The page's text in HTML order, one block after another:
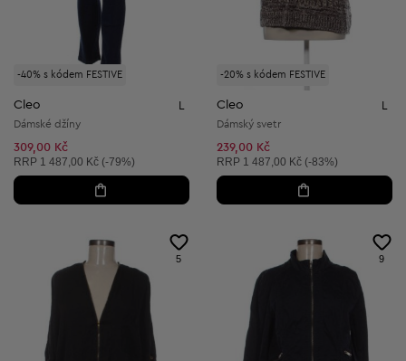
-40% s kódem FESTIVE
Cleo
Dámské džíny
309,00 Kč
Doporučená cena:
RRP 1 487,00 Kč (-79%)
-20% s kódem FESTIVE
Cleo
Dámský svetr
239,00 Kč
Doporučená cena:
RRP 1 487,00 Kč (-83%)
5 9